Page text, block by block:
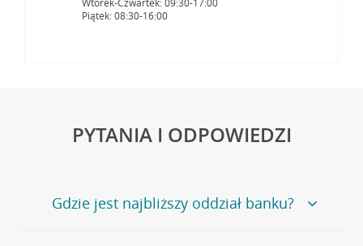
Piątek: 08:30-16:00
PYTANIA I ODPOWIEDZI
Gdzie jest najbliższy oddział banku?